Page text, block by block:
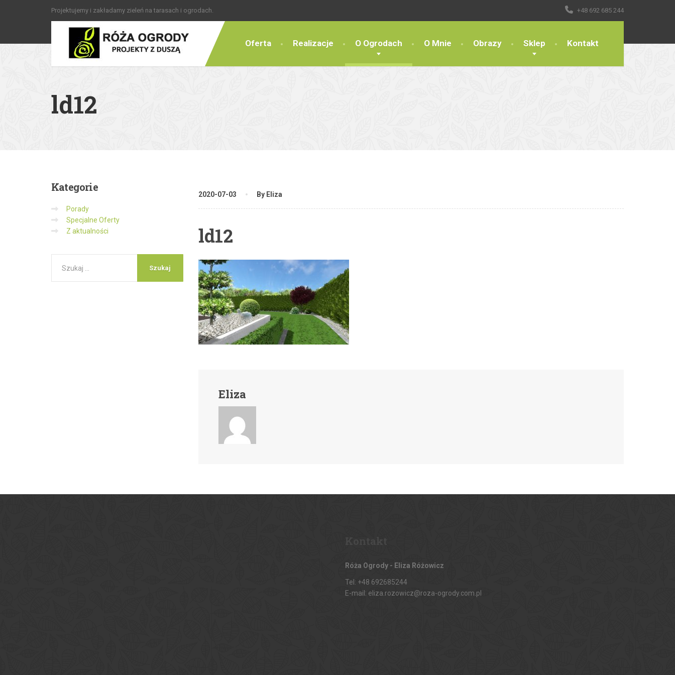
Projektujemy i zakładamy zieleń na tarasach i ogrodach. +48 692 685 244
Oferta Realizacje O Ogrodach O Mnie Obrazy Sklep Kontakt
ld12
2020-07-03 By Eliza
ld12
Eliza
Kategorie
Porady
Specjalne Oferty
Z aktualności
Róża Ogrody - Eliza Różowicz
Tel: +48 692685244
E-mail: eliza.rozowicz@roza-ogrody.com.pl